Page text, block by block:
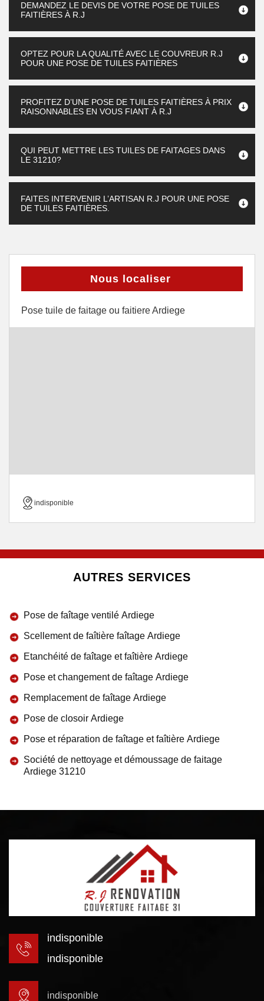
DEMANDEZ LE DEVIS DE VOTRE POSE DE TUILES
FAITIÈRES À R.J
OPTEZ POUR LA QUALITÉ AVEC LE COUVREUR R.J
POUR UNE POSE DE TUILES FAITIÈRES
PROFITEZ D’UNE POSE DE TUILES FAITIÈRES À PRIX
RAISONNABLES EN VOUS FIANT À R.J
QUI PEUT METTRE LES TUILES DE FAITAGES DANS
LE 31210?
FAITES INTERVENIR L’ARTISAN R.J POUR UNE POSE
DE TUILES FAITIÈRES.
Nous localiser
Pose tuile de faitage ou faitiere Ardiege
indisponible
AUTRES SERVICES
Pose de faîtage ventilé Ardiege
Scellement de faîtière faîtage Ardiege
Etanchéité de faîtage et faîtière Ardiege
Pose et changement de faîtage Ardiege
Remplacement de faîtage Ardiege
Pose de closoir Ardiege
Pose et réparation de faîtage et faîtière Ardiege
Société de nettoyage et démoussage de faitage
Ardiege 31210
indisponible
indisponible
indisponible